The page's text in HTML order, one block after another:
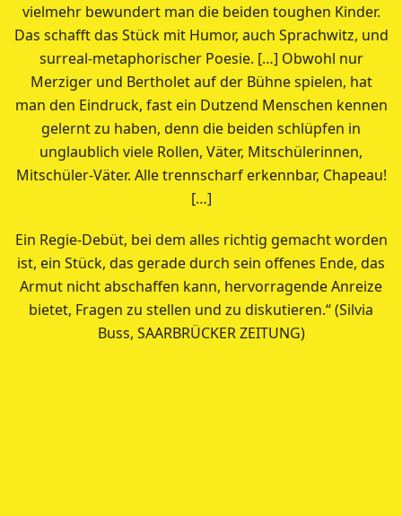
vielmehr bewundert man die beiden toughen Kinder.
Das schafft das Stück mit Humor, auch Sprachwitz, und
surreal-metaphorischer Poesie. […] Obwohl nur
Merziger und Bertholet auf der Bühne spielen, hat
man den Eindruck, fast ein Dutzend Menschen kennen
gelernt zu haben, denn die beiden schlüpfen in
unglaublich viele Rollen, Väter, Mitschülerinnen,
Mitschüler-Väter. Alle trennscharf erkennbar, Chapeau!
[…]
Ein Regie-Debüt, bei dem alles richtig gemacht worden
ist, ein Stück, das gerade durch sein offenes Ende, das
Armut nicht abschaffen kann, hervorragende Anreize
bietet, Fragen zu stellen und zu diskutieren.“ (Silvia
Buss, SAARBRÜCKER ZEITUNG)